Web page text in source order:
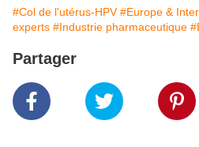
#Col de l'utérus-HPV #Europe &
experts #Industrie pharmaceutique
Partager